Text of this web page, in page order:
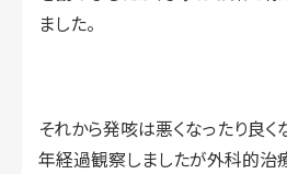
ました。
それから発咳は悪くなったり良く
年経過観察しましたが外科的治